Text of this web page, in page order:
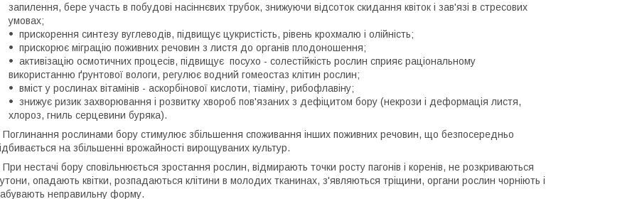
запилення, бере участь в побудові насіннєвих трубок, знижуючи відсоток скидання квіток і зав'язі в стресових
умовах;
прискорення синтезу вуглеводів, підвищує цукристість, рівень крохмалю і олійність;
прискорює міграцію поживних речовин з листя до органів плодоношення;
активізацію осмотичних процесів, підвищує посухо - солестійкість рослин сприяє раціональному
використанню ґрунтової вологи, регулює водний гомеостаз клітин рослин;
вміст у рослинах вітамінів - аскорбінової кислоти, тіаміну, рибофлавіну;
знижує ризик захворювання і розвитку хвороб пов'язаних з дефіцитом бору (некрози і деформація листя,
хлороз, гниль серцевини буряка).
рослинами бору стимулює збільшення споживання інших поживних речовин, що безпосередньо
на збільшенні врожайності вирощуваних культур.
нестачі бору сповільнюється зростання рослин, відмирають точки росту пагонів і коренів, не розкриваються
опадають квітки, розпадаються клітини в молодих тканинах, з'являються тріщини, органи рослин чорніють і
неправильну форму.